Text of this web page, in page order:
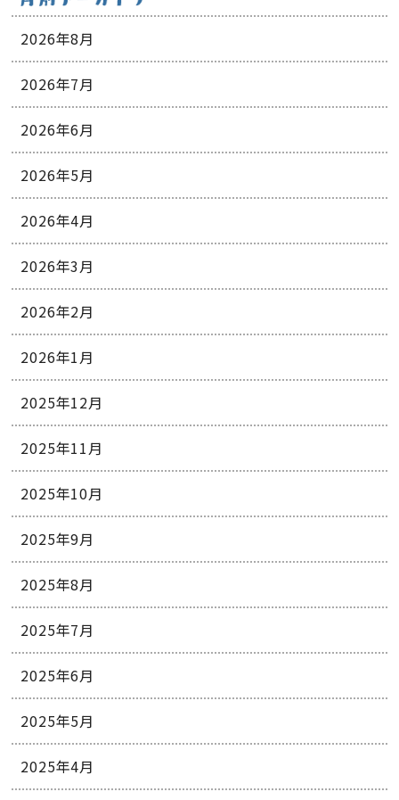
2026年8月
2026年7月
2026年6月
2026年5月
2026年4月
2026年3月
2026年2月
2026年1月
2025年12月
2025年11月
2025年10月
2025年9月
2025年8月
2025年7月
2025年6月
2025年5月
2025年4月